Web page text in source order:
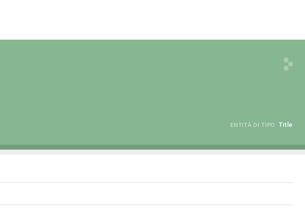
ENTITÀ DI TIPO: Title